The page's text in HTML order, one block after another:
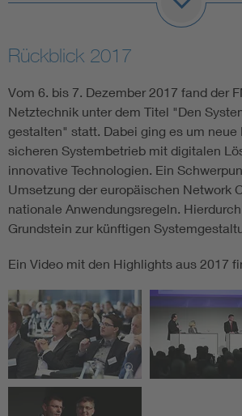
Rückblick 2017
Vom 6. bis 7. Dezember 2017 fand der
Netztechnik unter dem Titel "Den
gestalten" statt. Dabei ging es um neue
sicheren Systembetrieb mit digitalen
innovative Technologien. Ein
Umsetzung der europäischen Network
nationale Anwendungsregeln.
Grundstein zur künftigen
Ein Video mit den Highlights aus 2017